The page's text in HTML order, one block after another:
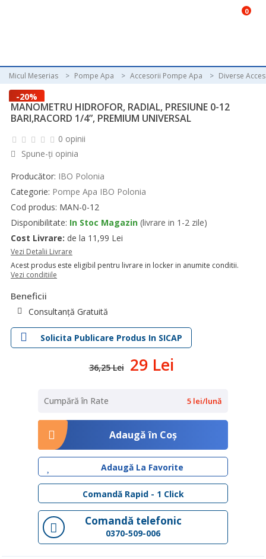
0
Micul Meserias Pompe Apa Accesorii Pompe Apa Diverse
-20%
MANOMETRU HIDROFOR, RADIAL, PRESIUNE 0-12
BARI,RACORD 1/4”, PREMIUM UNIVERSAL
0 opinii
Spune-ţi opinia
Producător: IBO Polonia
Categorie: Pompe Apa IBO Polonia
Cod produs: MAN-0-12
Disponibilitate: In Stoc Magazin (livrare in 1-2 zile)
Cost Livrare: de la 11,99 Lei
Vezi Detalii Livrare
Acest produs este eligibil pentru livrare in locker in anumite conditii.
Vezi conditiile
Beneficii
Consultanță Gratuită
Solicita Publicare Produs In SICAP
36,25 Lei 29 Lei
Cumpără în Rate 5 lei/lună
Adaugă în Coş
Adaugă La Favorite
Comandă Rapid - 1 Click
Comandă telefonic
0370-509-006